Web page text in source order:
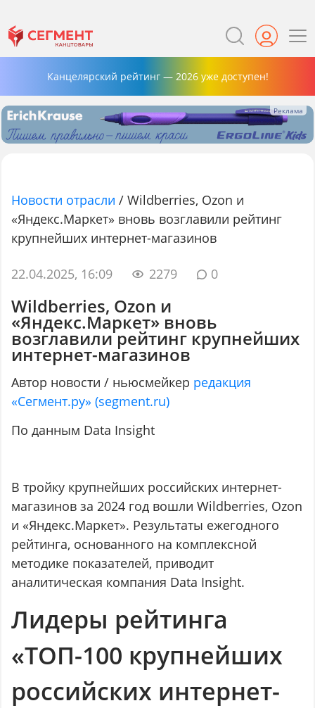
Канцелярский рейтинг — 2026 уже доступен!
Новости отрасли / Wildberries, Ozon и
«Яндекс.Маркет» вновь возглавили рейтинг
крупнейших интернет-магазинов
22.04.2025, 16:09 2279 0
Wildberries, Ozon и
«Яндекс.Маркет» вновь
возглавили рейтинг крупнейших
интернет-магазинов
Автор новости / ньюсмейкер редакция
«Сегмент.ру» (segment.ru)
По данным Data Insight
В тройку крупнейших российских интернет-
магазинов за 2024 год вошли Wildberries, Ozon
и «Яндекс.Маркет». Результаты ежегодного
рейтинга, основанного на комплексной
методике показателей, приводит
аналитическая компания Data Insight.
Лидеры рейтинга
«ТОП-100 крупнейших
российских интернет-